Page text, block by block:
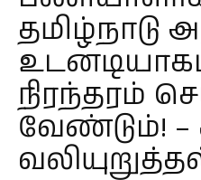
தமிழ்நாடு
நிரந்தரம்
வேண்டும்!